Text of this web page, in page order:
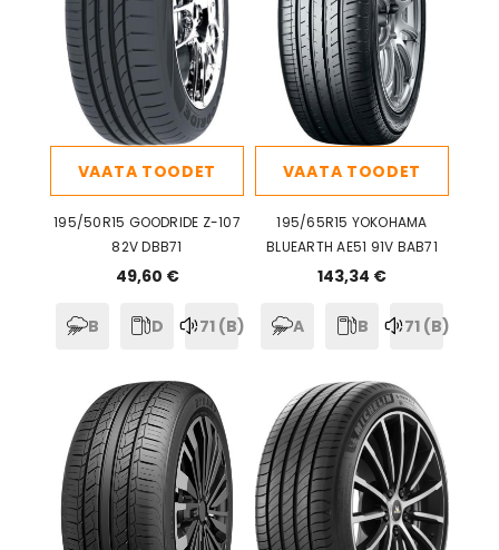
VAATA TOODET
195/50R15 GOODRIDE Z-107
82V DBB71
49,60 €
B D 71 (B)
VAATA TOODET
195/65R15 YOKOHAMA
BLUEARTH AE51 91V BAB71
143,34 €
A B 71 (B)